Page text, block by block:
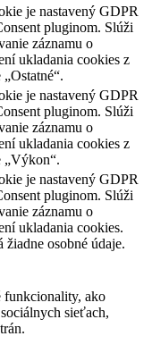
je nastavený GDPR
pluginom. Slúži
záznamu o
ukladania cookies z
je nastavený GDPR
pluginom. Slúži
záznamu o
ukladania cookies z
„Výkon“.
je nastavený GDPR
pluginom. Slúži
záznamu o
ukladania cookies.
žiadne osobné údaje.
funkcionality, ako
sieťach,